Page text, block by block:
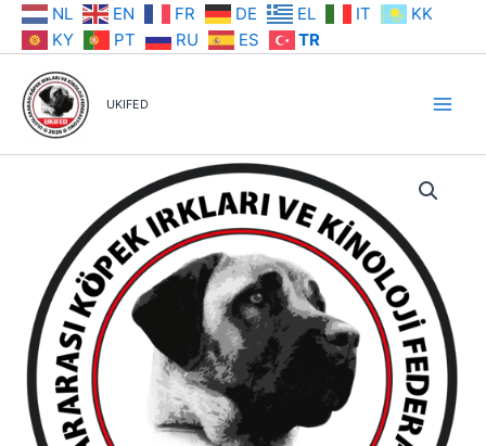
İçeriğe NL EN FR DE EL IT
KK
KY
PT RU ES TR
UKIFED